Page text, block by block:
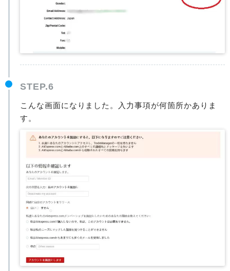
STEP.6
こんな画面になりました。入力事項が何箇所かありま
す。